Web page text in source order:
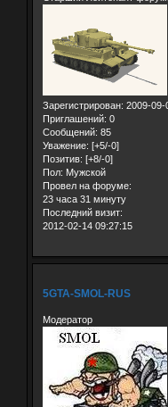
Зарегистрирован: 2009-09-
Приглашений: 0
Сообщений: 85
Уважение: [+5/-0]
Позитив: [+8/-0]
Пол: Мужской
Провел на форуме:
23 часа 31 минуту
Последний визит:
2012-02-14 09:27:15
5GTA-SMOL-RUS
Модератор